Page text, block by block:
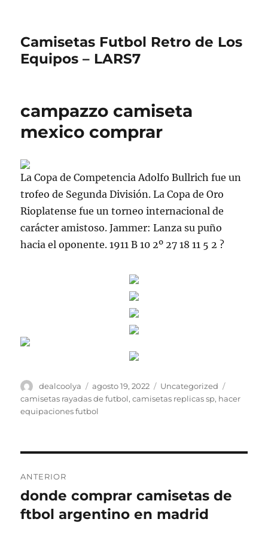
Camisetas Futbol Retro de Los
Equipos – LARS7
campazzo camiseta
mexico comprar
La Copa de Competencia Adolfo Bullrich fue un
trofeo de Segunda División. La Copa de Oro
Rioplatense fue un torneo internacional de
carácter amistoso. Jammer: Lanza su puño
hacia el oponente. 1911 B 10 2º 27 18 11 5 2 ?
Autor
dealcoolya
Publicado
el
agosto 19, 2022 Categorías
Uncategorized
camisetas rayadas de futbol,camisetas replicas sp, hacer
equipaciones futbol
de
entradas
ANTERIOR
Entrada
anterior:
donde comprar camisetas de
ftbol argentino en madrid